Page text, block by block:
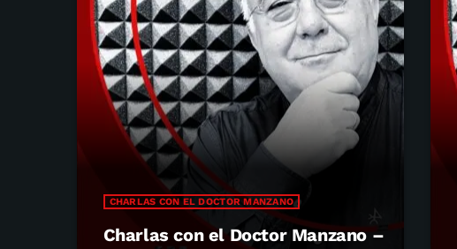
CHARLAS CON EL DOCTOR MANZANO
Charlas con el Doctor Manzano –